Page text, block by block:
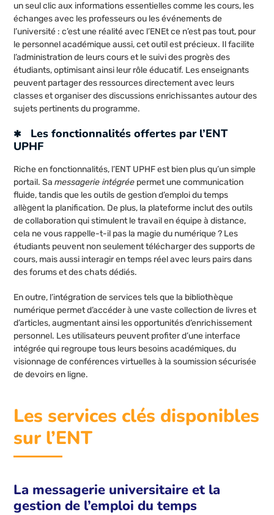
un seul clic aux informations essentielles comme les cours, les
échanges avec les professeurs ou les événements de
l’université : c’est une réalité avec l’ENEt ce n’est pas tout, pour
le personnel académique aussi, cet outil est précieux. Il facilite
l’administration de leurs cours et le suivi des progrès des
étudiants, optimisant ainsi leur rôle éducatif. Les enseignants
peuvent partager des ressources directement avec leurs
classes et organiser des discussions enrichissantes autour des
sujets pertinents du programme.
Les fonctionnalités offertes par l’ENT
UPHF
Riche en fonctionnalités, l’ENT UPHF est bien plus qu’un simple
portail. Samessagerie intégrée permet une communication
fluide, tandis que les outils de gestion d’emploi du temps
allègent la planification. De plus, la plateforme inclut des outils
de collaboration qui stimulent le travail en équipe à distance,
cela ne vous rappelle-t-il pas la magie du numérique ? Les
étudiants peuvent non seulement télécharger des supports de
cours, mais aussi interagir en temps réel avec leurs pairs dans
des forums et des chats dédiés.
En outre, l’intégration de services tels que la bibliothèque
numérique permet d’accéder à une vaste collection de livres et
d’articles, augmentant ainsi les opportunités d’enrichissement
personnel. Les utilisateurs peuvent profiter d’une interface
intégrée qui regroupe tous leurs besoins académiques, du
visionnage de conférences virtuelles à la soumission sécurisée
de devoirs en ligne.
Les services clés disponibles
sur l’ENT
La messagerie universitaire et la
gestion de l’emploi du temps